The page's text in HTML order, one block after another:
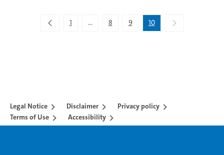
1 ...
Intermediate Pages Use TAB to navigate.
8 9 10
Legal Notice Disclaimer
Privacy policy
Terms of Use
Accessibility